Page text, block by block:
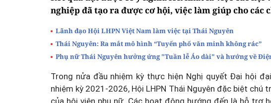
nghiệp đã tạo ra được cơ hội, việc làm giúp cho các
Lãnh đạo Hội LHPN Việt Nam làm việc tại Thái Nguyên
Thái Nguyên: Ra mắt mô hình “Tuyến phố văn minh không rác”
Phụ nữ Thái Nguyên hưởng ứng "Tuần lễ Áo dài" và hướng về
Trong nửa đầu nhiệm kỳ thực hiện Nghị quyết Đại hội
nhiệm kỳ 2021-2026, Hội LHPN Thái Nguyên đặc biệt
của hội viên phụ nữ. Các hoạt động hướng đến là hỗ trợ